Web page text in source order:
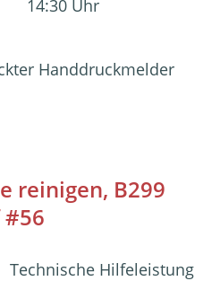
14:30 Uhr
Handdruckmelder
reinigen, B299
#56
Technische Hilfeleistung